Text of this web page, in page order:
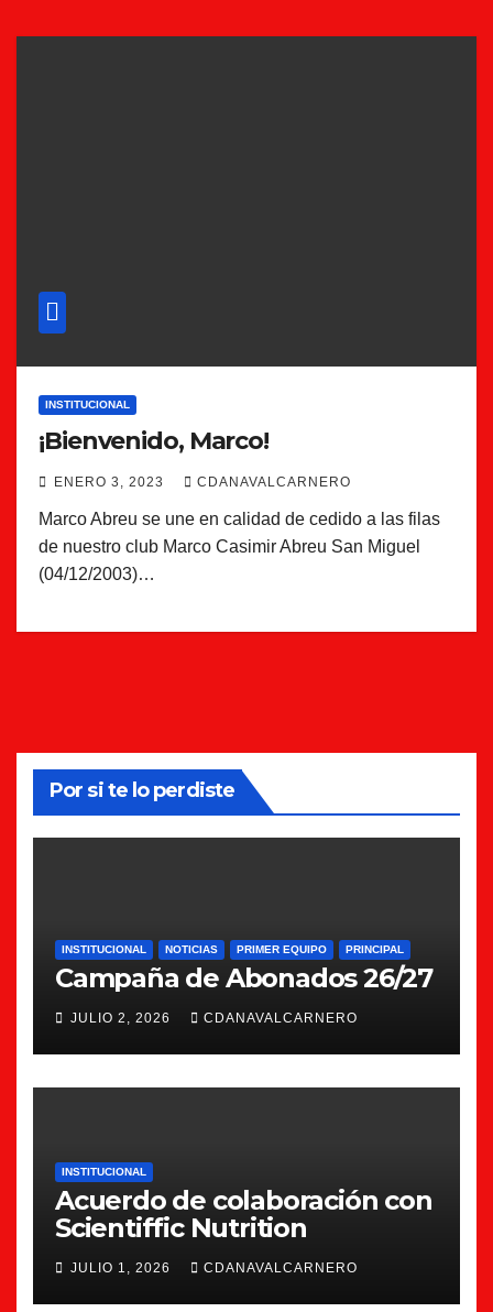
INSTITUCIONAL
¡Bienvenido, Marco!
ENERO 3, 2023 CDANAVALCARNERO
Marco Abreu se une en calidad de cedido a las filas
de nuestro club Marco Casimir Abreu San Miguel
(04/12/2003)…
Por si te lo perdiste
INSTITUCIONAL NOTICIAS PRIMER EQUIPO PRINCIPAL
Campaña de Abonados 26/27
JULIO 2, 2026 CDANAVALCARNERO
INSTITUCIONAL
Acuerdo de colaboración con
Scientiffic Nutrition
JULIO 1, 2026 CDANAVALCARNERO